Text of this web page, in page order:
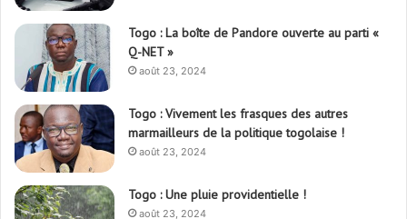
Q-NET »
août 23, 2024
marmailleurs de la politique togolaise !
août 23, 2024
août 23, 2024